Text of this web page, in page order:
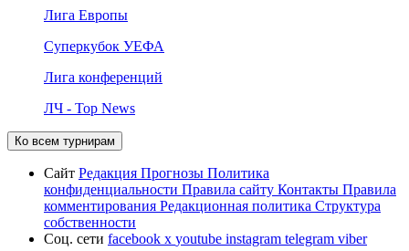
Лига Европы
Суперкубок УЕФА
Лига конференций
ЛЧ - Top News
Ко всем турнирам
Сайт Редакция Прогнозы Политика
конфиденциальности Правила сайту Контакты Правила
комментирования Редакционная политика Структура
собственности
Соц. сети facebook x youtube instagram telegram viber